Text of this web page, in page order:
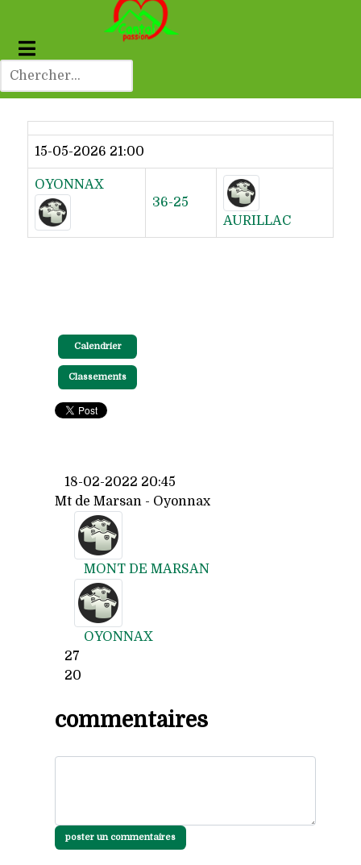
Dernier résultat
15-05-2026 21:00
OYONNAX
36-25
AURILLAC
Calendrier
Classements
18-02-2022 20:45
Mt de Marsan - Oyonnax
MONT DE MARSAN
OYONNAX
27
20
commentaires
poster un commentaires